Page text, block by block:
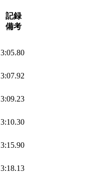
記録
備考
3:05.80
3:07.92
3:09.23
3:10.30
3:15.90
3:18.13